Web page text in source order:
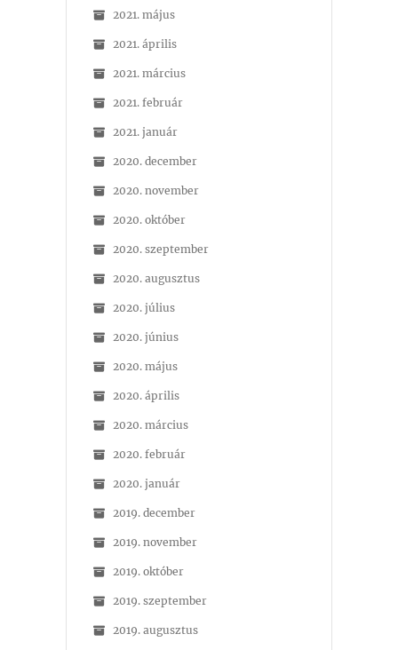
2021. május
2021. április
2021. március
2021. február
2021. január
2020. december
2020. november
2020. október
2020. szeptember
2020. augusztus
2020. július
2020. június
2020. május
2020. április
2020. március
2020. február
2020. január
2019. december
2019. november
2019. október
2019. szeptember
2019. augusztus